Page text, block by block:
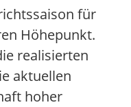
für
Höhepunkt.
realisierten
aktuellen
hoher